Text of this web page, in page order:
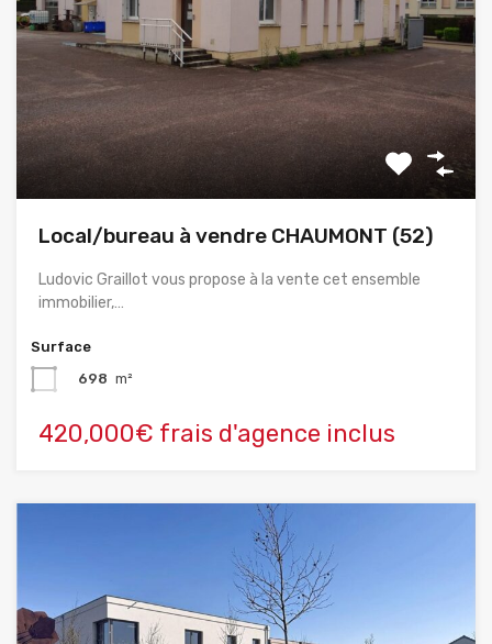
Local/bureau à vendre CHAUMONT (52)
Ludovic Graillot vous propose à la vente cet ensemble
immobilier,…
Surface
698 m²
420,000€ frais d'agence inclus